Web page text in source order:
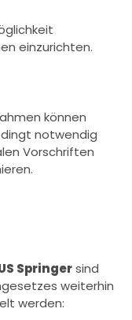
einzurichten.
können
notwendig
Vorschriften
Springersind
weiterhin
werden: